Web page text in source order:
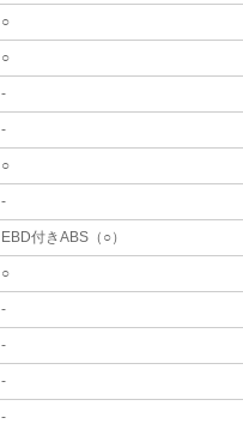
○
○
-
-
○
-
EBD付きABS（○）
○
-
-
-
-